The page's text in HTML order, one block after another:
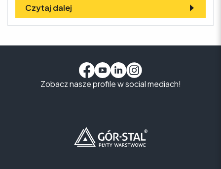
Czytaj dalej
Zobacz nasze profile w social mediach!